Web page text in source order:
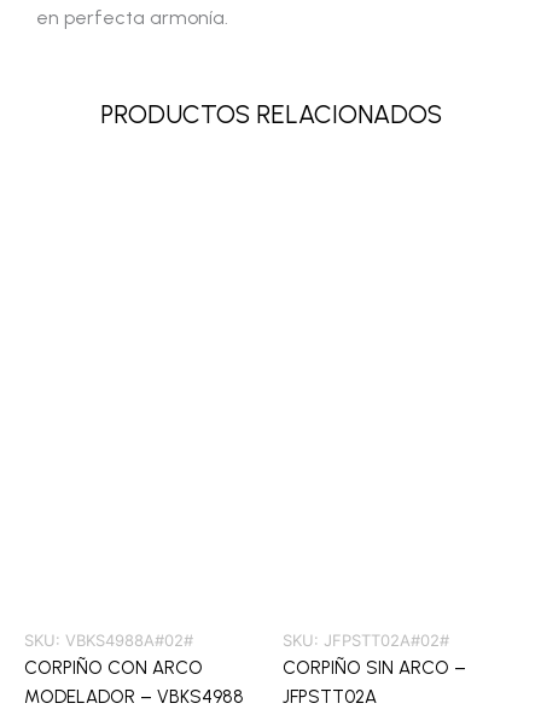
en perfecta armonía.
PRODUCTOS RELACIONADOS
SKU: VBKS4988A#02#
CORPIÑO CON ARCO
MODELADOR – VBKS4988
SKU: JFPSTT02A#02#
CORPIÑO SIN ARCO –
JFPSTT02A